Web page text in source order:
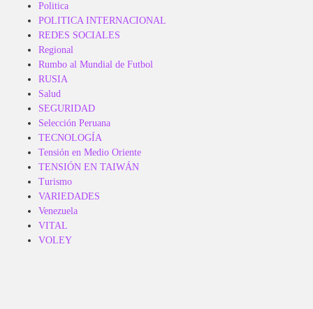
Politica
POLITICA INTERNACIONAL
REDES SOCIALES
Regional
Rumbo al Mundial de Futbol
RUSIA
Salud
SEGURIDAD
Selección Peruana
TECNOLOGÍA
Tensión en Medio Oriente
TENSIÓN EN TAIWÁN
Turismo
VARIEDADES
Venezuela
VITAL
VOLEY